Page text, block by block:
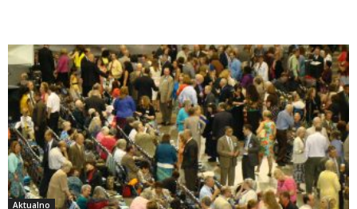
Aktualno